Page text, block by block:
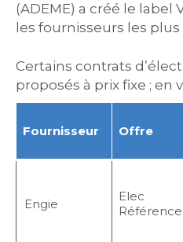
(ADEME) a créé le
les fournisseurs les
Certains contrats
proposés à prix fixe ; en
Fournisseur Offre
Engie
Elec
Référence